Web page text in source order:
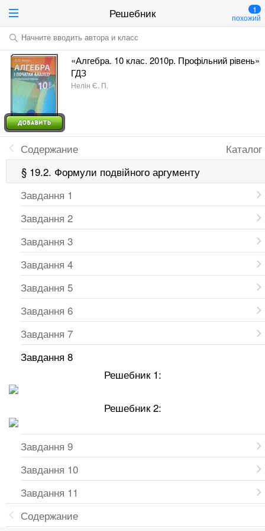
Решебник 1
похожий
Начните вводить автора и класс
«Алгебра. 10 клас. 2010р. Профільний рівень»
ГДЗ
Нелін Є. П.
Каталог
Содержание
§ 19.2. Формули подвійного аргументу
Завдання 1
Завдання 2
Завдання 3
Завдання 4
Завдання 5
Завдання 6
Завдання 7
Завдання 8
Решебник 1:
Решебник 2:
Завдання 9
Завдання 10
Завдання 11
Содержание